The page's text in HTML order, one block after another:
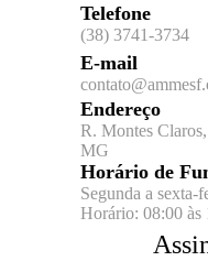
Telefone
(38) 3741-3734
E-mail
Endereço
R. Montes
MG
Horário de
Segunda a sexta-
Horário: 08:00 às